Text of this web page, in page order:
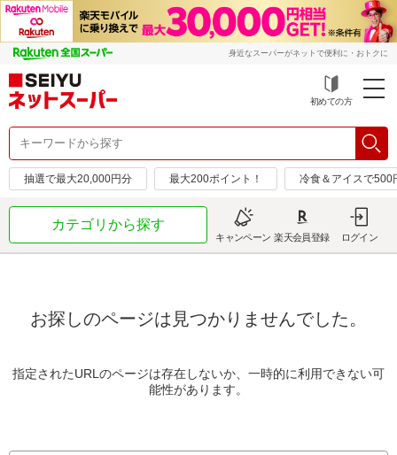
身近なスーパーがネットで便利に・おトクに
初めての方
抽選で最大20,000円分 最大200ポイント！ 冷食＆アイスで500
カテゴリから探す
キャンペーン 楽天会員登録 ログイン
お探しのページは見つかりませんでした。
指定されたURLのページは存在しないか、一時的に利用できない可
能性があります。